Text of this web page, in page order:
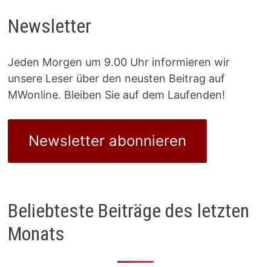
Newsletter
Jeden Morgen um 9.00 Uhr informieren wir
unsere Leser über den neusten Beitrag auf
MWonline. Bleiben Sie auf dem Laufenden!
Newsletter abonnieren
Beliebteste Beiträge des letzten
Monats